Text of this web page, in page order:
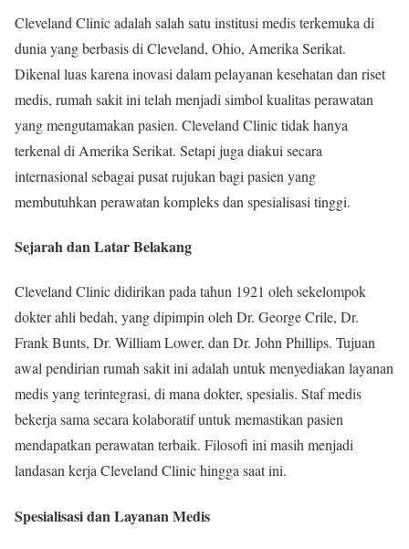
Cleveland Clinic adalah salah satu institusi medis terkemuka di
dunia yang berbasis di Cleveland, Ohio, Amerika Serikat.
Dikenal luas karena inovasi dalam pelayanan kesehatan dan riset
medis, rumah sakit ini telah menjadi simbol kualitas perawatan
yang mengutamakan pasien. Cleveland Clinic tidak hanya
terkenal di Amerika Serikat. Setapi juga diakui secara
internasional sebagai pusat rujukan bagi pasien yang
membutuhkan perawatan kompleks dan spesialisasi tinggi.
Sejarah dan Latar Belakang
Cleveland Clinic didirikan pada tahun 1921 oleh sekelompok
dokter ahli bedah, yang dipimpin oleh Dr. George Crile, Dr.
Frank Bunts, Dr. William Lower, dan Dr. John Phillips. Tujuan
awal pendirian rumah sakit ini adalah untuk menyediakan layanan
medis yang terintegrasi, di mana dokter, spesialis. Staf medis
bekerja sama secara kolaboratif untuk memastikan pasien
mendapatkan perawatan terbaik. Filosofi ini masih menjadi
landasan kerja Cleveland Clinic hingga saat ini.
Spesialisasi dan Layanan Medis